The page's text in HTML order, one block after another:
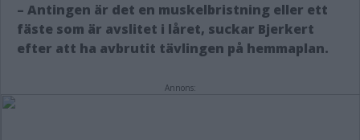
– Antingen är det en muskelbristning eller ett
fäste som är avslitet i låret, suckar Bjerkert
efter att ha avbrutit tävlingen på hemmaplan.
Annons: